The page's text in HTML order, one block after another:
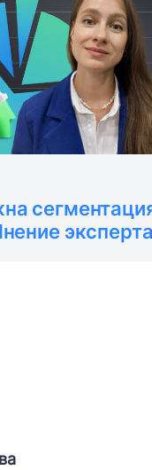
эксперта